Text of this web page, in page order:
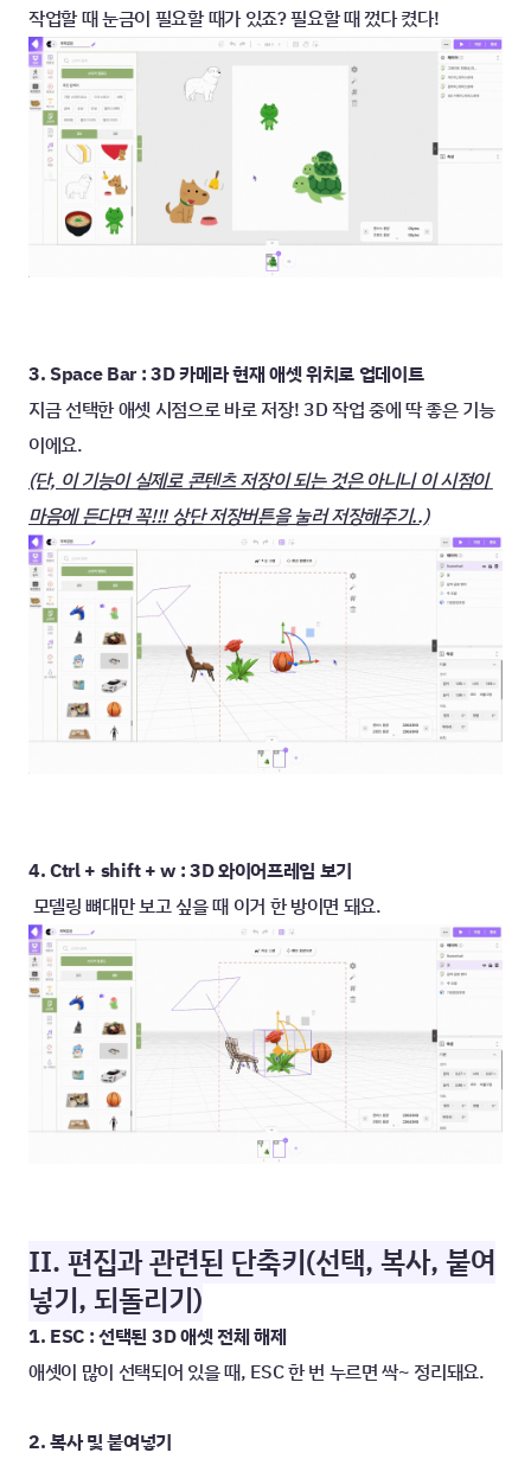
작업할 때 눈금이 필요할 때가 있죠? 필요할 때 껐다 켰다!
3. Space Bar : 3D 카메라 현재 애셋 위치로 업데이트
지금 선택한 애셋 시점으로 바로 저장! 3D 작업 중에 딱 좋은 기능
이에요.
(단, 이 기능이 실제로 콘텐츠 저장이 되는 것은 아니니 이 시점이
마음에 든다면 꼭!!! 상단 저장버튼을 눌러 저장해주기..)
4. Ctrl + shift + w : 3D 와이어프레임 보기
모델링 뼈대만 보고 싶을 때 이거 한 방이면 돼요.
II. 편집과 관련된 단축키(선택, 복사, 붙여
넣기, 되돌리기)
1. ESC : 선택된 3D 애셋 전체 해제
애셋이 많이 선택되어 있을 때, ESC 한 번 누르면 싹~ 정리돼요.
2. 복사 및 붙여넣기